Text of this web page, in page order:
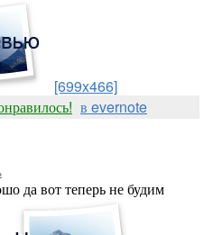
[699x466]
в evernote
да вот теперь не будим